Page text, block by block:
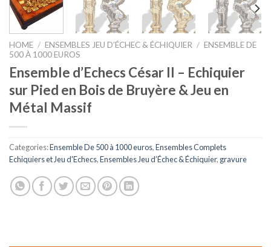
HOME / ENSEMBLES JEU D’ÉCHEC & ÉCHIQUIER / ENSEMBLE DE
500 À 1000 EUROS
Ensemble d’Echecs César II – Echiquier
sur Pied en Bois de Bruyère & Jeu en
Métal Massif
Categories:Ensemble De 500 à 1000 euros,Ensembles Complets
Echiquiers et Jeu d'Echecs,Ensembles Jeu d’Échec & Échiquier, gravure